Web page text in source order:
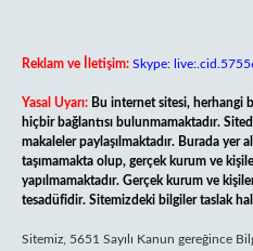
Reklam ve İletişim: Skype:
Yasal Uyarı: Bu internet sitesi, herhangi
hiçbir bağlantısı bulunmamaktadır.
makaleler paylaşılmaktadır. Burada yer
taşımamakta olup, gerçek kurum ve
yapılmamaktadır. Gerçek kurum ve
tesadüfidir. Sitemizdeki bilgiler taslak
Sitemiz, 5651 Sayılı Kanun gereğince